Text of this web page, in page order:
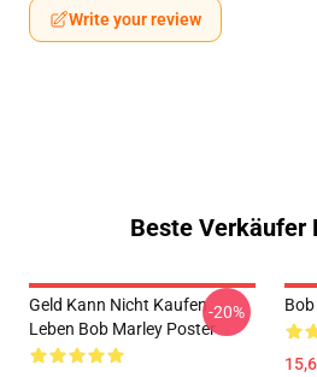
Write your review
Beste Verkäufer
Geld Kann Nicht Kaufen
Leben Bob Marley Poster
-20%